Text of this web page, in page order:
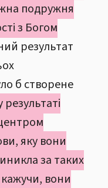
подружня
з Богом
результат
б створене
яку вони
за таких
вони